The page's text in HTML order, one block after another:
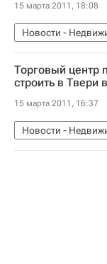
15 марта 2011, 18:08
Новости -
Торговый центр
строить в Твери
15 марта 2011, 16:37
Новости -
Коммерческая